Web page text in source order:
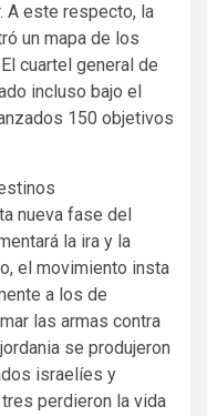
A este respecto, la
un mapa de los
cuartel general de
incluso bajo el
150 objetivos
nueva fase del
la ira y la
el movimiento insta
a los de
las armas contra
se produjeron
israelíes y
perdieron la vida